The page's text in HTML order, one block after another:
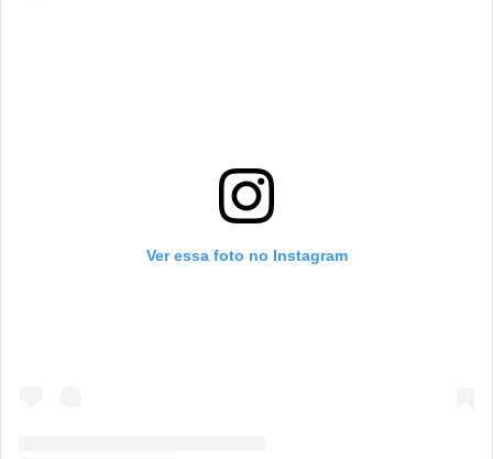
Ver essa foto no Instagram